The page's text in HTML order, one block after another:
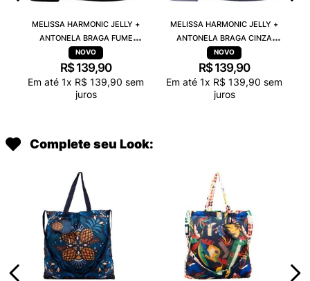
MELISSA HARMONIC JELLY +
ANTONELA BRAGA FUME
TRANSPARENTE 38263
R$ 139,90
Em até 1x R$ 139,90 sem
juros
MELISSA HARMONIC JELLY +
ANTONELA BRAGA CINZA
TRANSPARENTE 38263
R$ 139,90
Em até 1x R$ 139,90 sem
juros
Complete seu Look: